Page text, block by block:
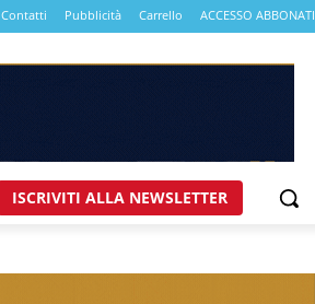
Contatti Pubblicità Carrello ACCESSO ABBONATI
ISCRIVITI ALLA NEWSLETTER